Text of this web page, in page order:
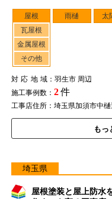
屋根
瓦屋根
金属屋根
その他
雨樋 太
対応地域：羽生市 周辺
施工事例数： 2件
工事店住所：埼玉県加須市中樋
もっ
埼玉県
屋根塗装と屋上防水